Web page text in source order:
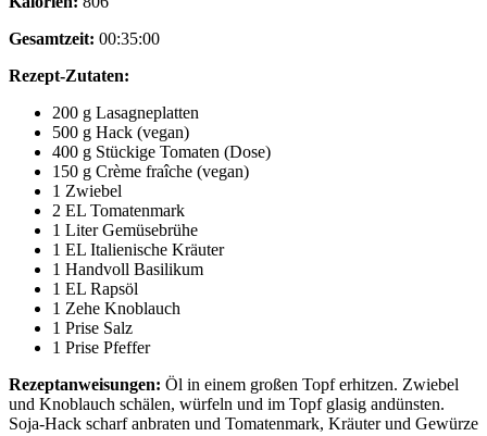
Gesamtzeit: 00:35:00
Rezept-Zutaten:
200 g Lasagneplatten
500 g Hack (vegan)
400 g Stückige Tomaten (Dose)
150 g Crème fraîche (vegan)
1 Zwiebel
2 EL Tomatenmark
1 Liter Gemüsebrühe
1 EL Italienische Kräuter
1 Handvoll Basilikum
1 EL Rapsöl
1 Zehe Knoblauch
1 Prise Salz
1 Prise Pfeffer
Rezeptanweisungen: Öl in einem großen Topf erhitzen. Zwiebel
und Knoblauch schälen, würfeln und im Topf glasig andünsten.
Soja-Hack scharf anbraten und Tomatenmark, Kräuter und Gewürze